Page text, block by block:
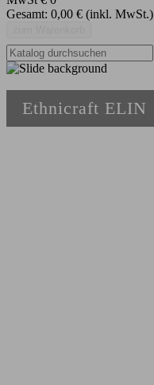
Gesamt: 0,00 € (inkl. MwSt.)
Ethnicraft ELIN